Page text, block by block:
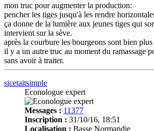
mon truc pour augmenter la production:
pencher les tiges jusqu'à les rendre
ça donne de la lumière aux jeunes tiges qui
intervient sur la sève.
après la courbure les bourgeons sont bien plus
il y a un autre truc au moment du ramassage
sans avoir à traiter.
sicetaitsimple
Econologue expert
Messages : 11377
Inscription : 31/10/16, 18:51
Localisation : Basse Normandie